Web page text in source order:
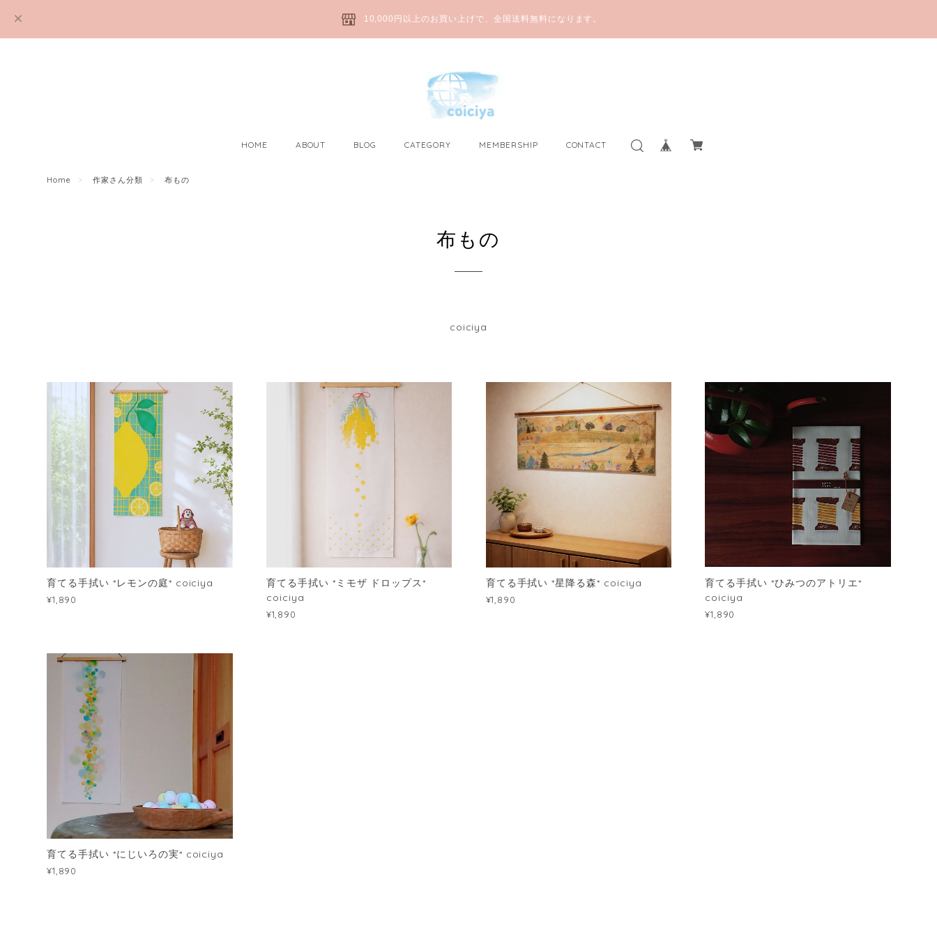
10,000円以上のお買い上げで、全国送料無料になります。
HOME ABOUT BLOG CATEGORY MEMBERSHIP CONTACT
Home 作家さん分類 布もの
布もの
coiciya
育てる手拭い *レモンの庭* coiciya
¥1,890
育てる手拭い *ミモザ ドロップス*
coiciya
¥1,890
育てる手拭い *星降る森* coiciya
¥1,890
育てる手拭い *ひみつのアトリエ*
coiciya
¥1,890
育てる手拭い *にじいろの実* coiciya
¥1,890